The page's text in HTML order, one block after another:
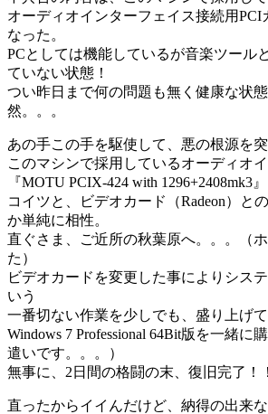
オーディオインターフェイス接続用PCI
なった。
PCとしては機能しているが音楽ツール
ていない状態！
つい昨日まで何の問題も無く健康な状
然。。。
あの手この手を駆使して、悪の根源を突
このマシンで採用しているオーディオ
『MOTU PCIX-424 with 1296+2408mk3』
コイツと、ビデオカード（Radeon）と
か単純に相性。
直ぐさま、ご近所の秋葉原へ。。。（
た）
ビデオカードを変更した事によりシス
いう
一番切ない作業を少しでも、盛り上げて
Windows 7 Professional 64Bit版を一緒に
遣いです。。。）
無事に、2日間の格闘の末、復旧完了！！
直ったからイイんだけど、納得の出来